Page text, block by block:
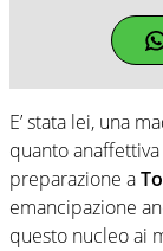
E’ stata lei, una
quanto
preparazione a
emancipazione
questo nucleo ai